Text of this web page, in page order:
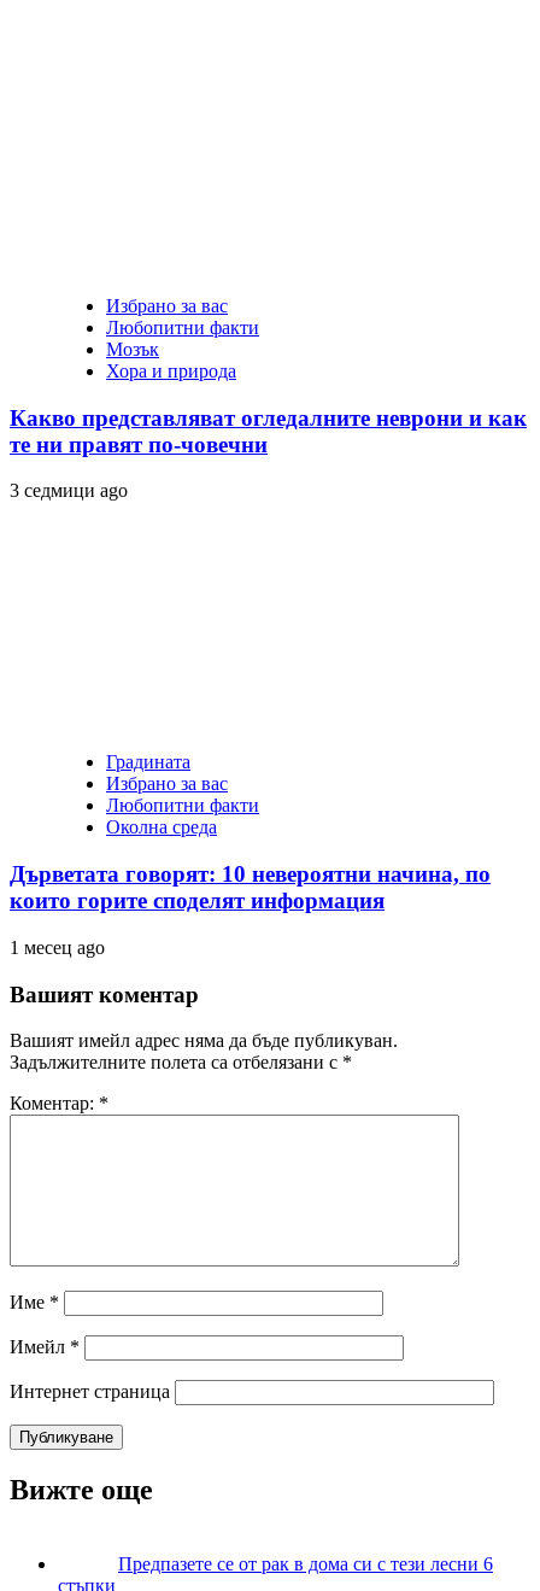
Избрано за вас
Любопитни факти
Мозък
Хора и природа
Какво представляват огледалните неврони и как
те ни правят по-човечни
3 седмици ago
Градината
Избрано за вас
Любопитни факти
Околна среда
Дърветата говорят: 10 невероятни начина, по
които горите споделят информация
1 месец ago
Вашият коментар
Вашият имейл адрес няма да бъде публикуван.
Задължителните полета са отбелязани с *
Коментар: *
Име *
Имейл *
Интернет страница
Вижте още
Предпазете се от рак в дома си с тези лесни 6
стъпки